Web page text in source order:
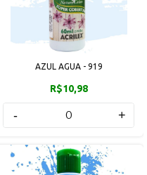
AZUL AGUA - 919
R$10,98
- +